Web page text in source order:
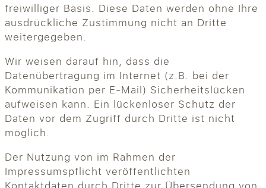
freiwilliger Basis. Diese Daten werden ohne Ihre
ausdrückliche Zustimmung nicht an Dritte
weitergegeben.
Wir weisen darauf hin, dass die
Datenübertragung im Internet (z.B. bei der
Kommunikation per E-Mail) Sicherheitslücken
aufweisen kann. Ein lückenloser Schutz der
Daten vor dem Zugriff durch Dritte ist nicht
möglich.
Der Nutzung von im Rahmen der
Impressumspflicht veröffentlichten